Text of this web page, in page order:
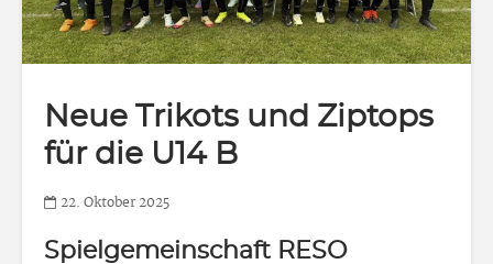
Neue Trikots und Ziptops
für die U14 B
22. Oktober 2025
Spielgemeinschaft RESO